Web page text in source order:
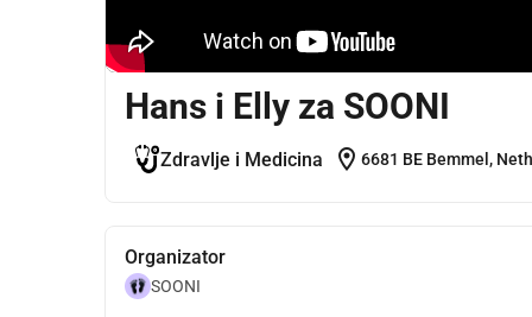
Hans i Elly za SOONI
Zdravlje i Medicina location_on 6681 BE Bemmel,
Organizator
SOONI